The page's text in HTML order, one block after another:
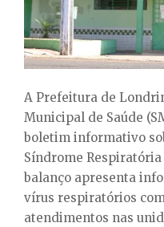
U
A Prefeitura de
Municipal de Saúde
boletim informativo
Síndrome Respiratória
balanço apresenta
vírus respiratórios
atendimentos nas